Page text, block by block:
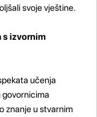
svoje vještine.
s izvornim
učenja
govornicima
znanje u stvarnim